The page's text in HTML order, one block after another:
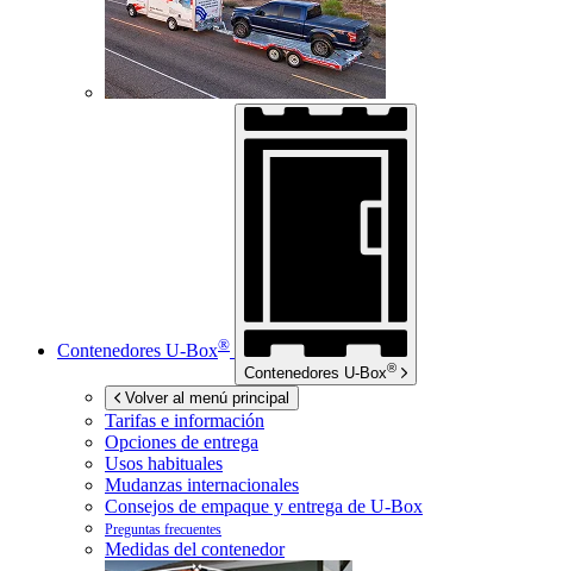
Contenedores U-Box®
Contenedores U-Box®
Volver al menú principal
Tarifas e información
Opciones de entrega
Usos habituales
Mudanzas internacionales
Consejos de empaque y entrega de U-Box
Preguntas frecuentes
Medidas del contenedor